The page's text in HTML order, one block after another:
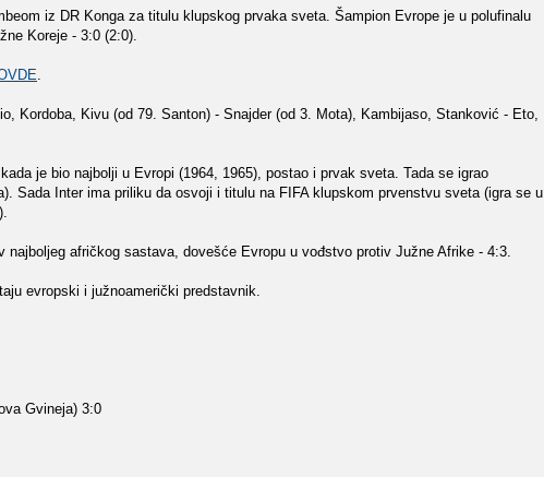
iz DR Konga za titulu klupskog prvaka sveta. Šampion Evrope je u polufinalu
Koreje - 3:0 (2:0).
.
Kordoba, Kivu (od 79. Santon) - Snajder (od 3. Mota), Kambijaso, Stanković - Eto,
je bio najbolji u Evropi (1964, 1965), postao i prvak sveta. Tada se igrao
Sada Inter ima priliku da osvoji i titulu na FIFA klupskom prvenstvu sveta (igra se u
najboljeg afričkog sastava, dovešće Evropu u vođstvo protiv Južne Afrike - 4:3.
evropski i južnoamerički predstavnik.
Gvineja) 3:0